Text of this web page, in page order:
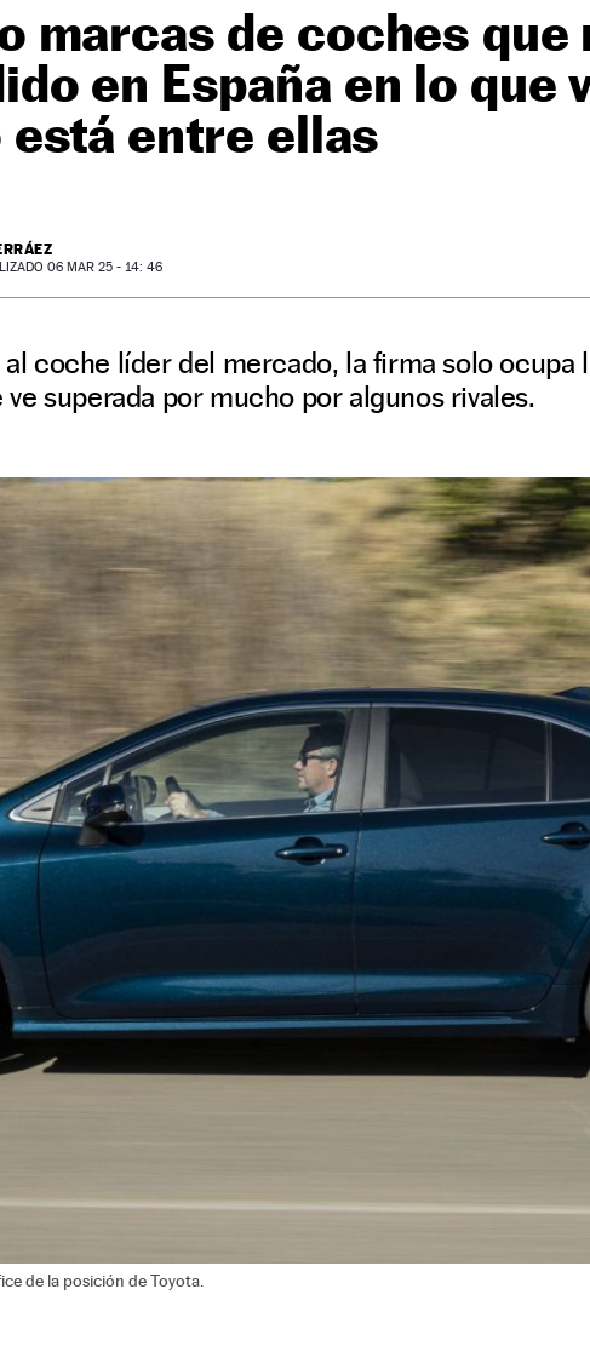
marcas de coches que
en España en lo que
está entre ellas
06 MAR 25 - 14: 46
coche líder del mercado, la firma solo ocupa
superada por mucho por algunos rivales.
de la posición de Toyota.